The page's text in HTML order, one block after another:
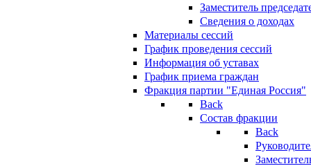
Заместитель
Сведения о доходах
Материалы сессий
График проведения сессий
Информация об уставах
График приема граждан
Фракция партии "Единая Россия"
Back
Состав фракции
Back